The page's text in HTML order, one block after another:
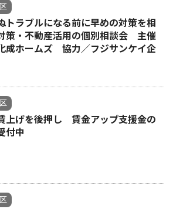
トラブルになる前に早めの対策を相
策・不動産活用の個別相談会 主催
成ホームズ 協力／フジサンケイ企
上げを後押し 賃金アップ支援金の
付中